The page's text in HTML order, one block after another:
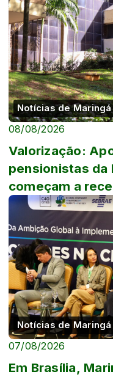
Notícias de Maringá
08/08/2026
Valorização:
pensionistas da
começam a
terça, 11
Notícias de Maringá
07/08/2026
Em Brasília,